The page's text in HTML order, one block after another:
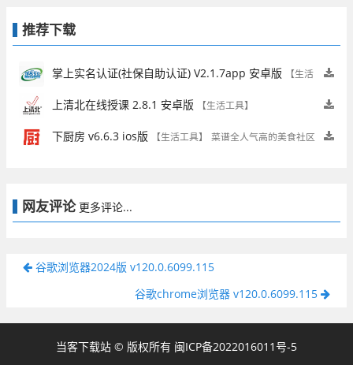
推荐下载
掌上实名认证(社保自助认证) V2.1.7app 安卓版
【生活
工具】
上清北在线授课 2.8.1 安卓版 【生活工具】
下厨房 v6.6.3 ios版 【生活工具】 菜谱全人气高的美食社区
网友评论 更多评论...
谷歌浏览器2024版 v120.0.6099.115
谷歌chrome浏览器 v120.0.6099.115
当客下载站 © 版权所有 闽ICP备2022016011号-5